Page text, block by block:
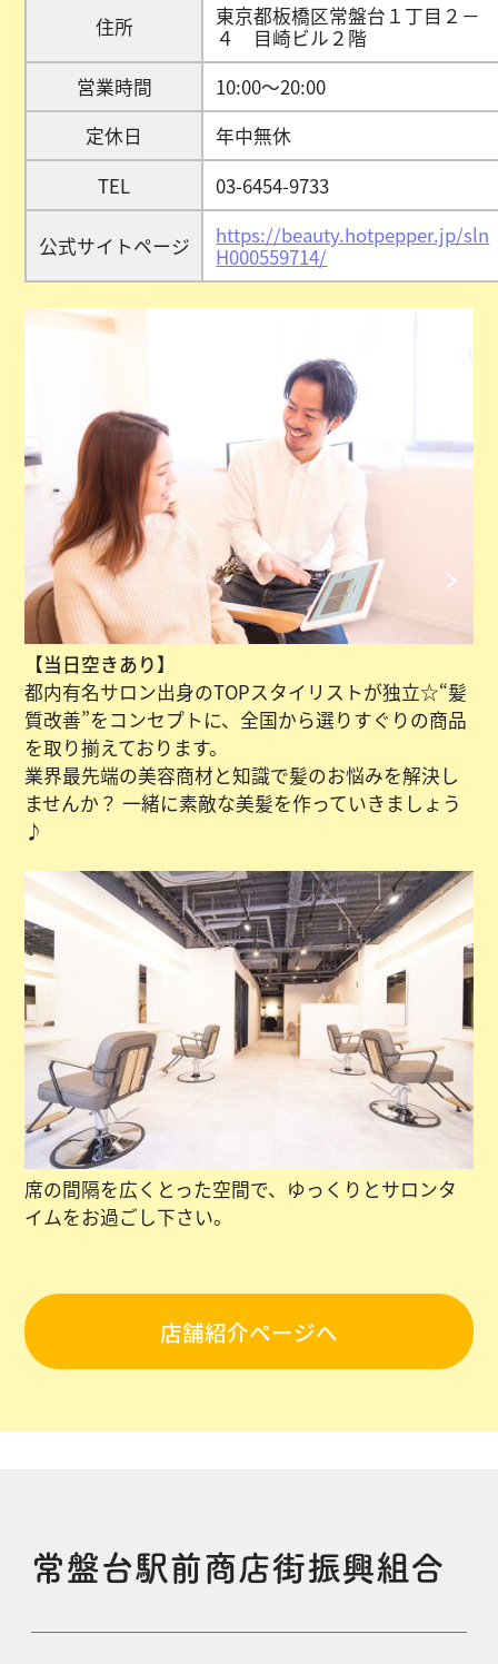
住所
東京都板橋区常盤台１丁目２－
４ 目崎ビル２階
営業時間
10:00～20:00
定休日
年中無休
TEL
03-6454-9733
公式サイトページ
https://beauty.hotpepper.jp/sln
H000559714/
【当日空きあり】
都内有名サロン出身のTOPスタイリストが独立☆“髪
質改善”をコンセプトに、全国から選りすぐりの商品
を取り揃えております。
業界最先端の美容商材と知識で髪のお悩みを解決し
ませんか？ 一緒に素敵な美髪を作っていきましょう
♪
席の間隔を広くとった空間で、ゆっくりとサロンタ
イムをお過ごし下さい。
店舗紹介ページへ
常盤台駅前商店街振興組合